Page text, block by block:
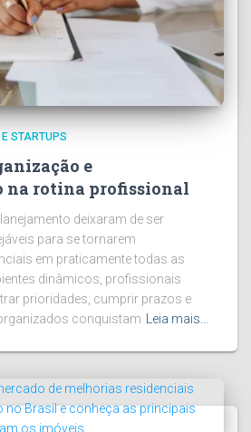
STARTUPS
e
na rotina profissional
deixaram de ser
para se tornarem
em praticamente todas as
dinâmicos, profissionais
prioridades, cumprir prazos e
conquistam
Leia mais…